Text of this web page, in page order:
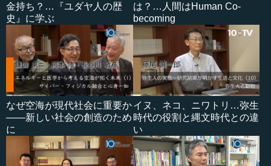
金持ち？…『ユダヤ人の歴
史』に学ぶ
は？…人間はHuman Co-
becoming
なぜ空海が現代社会に重要か
――新しい社会の創造のため
に
イヌ、ネコ、ニワトリ…弥生
時代の役割と縄文時代との違
い